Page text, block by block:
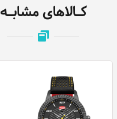
کـالاهای مشابـه